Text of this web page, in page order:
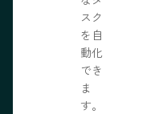
スク
を自
動化
でき
ま
す。